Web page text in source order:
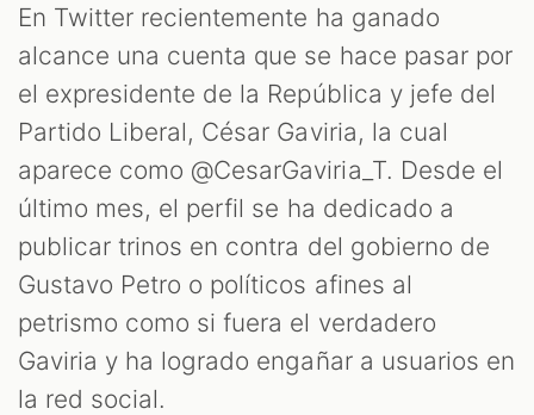
En Twitter recientemente ha ganado
alcance una cuenta que se hace pasar por
el expresidente de la República y jefe del
Partido Liberal, César Gaviria, la cual
aparece como @CesarGaviria_T. Desde el
último mes, el perfil se ha dedicado a
publicar trinos en contra del gobierno de
Gustavo Petro o políticos afines al
petrismo como si fuera el verdadero
Gaviria y ha logrado engañar a usuarios en
la red social.